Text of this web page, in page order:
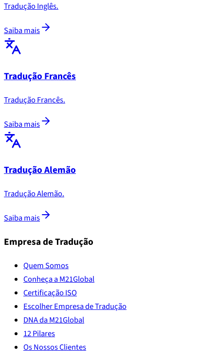
Tradução Inglês.
Saiba mais
Tradução Francês
Tradução Francês.
Saiba mais
Tradução Alemão
Tradução Alemão.
Saiba mais
Empresa de Tradução
Quem Somos
Conheça a M21Global
Certificação ISO
Escolher Empresa de Tradução
DNA da M21Global
12 Pilares
Os Nossos Clientes